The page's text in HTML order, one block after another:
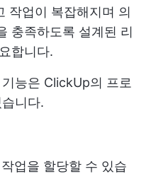
작업이 복잡해지며 의
충족하도록 설계된 리
합니다.
능은 ClickUp의 프로
니다.
업을 할당할 수 있습